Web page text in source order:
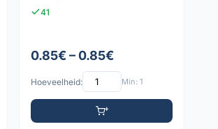
41
0.85€ – 0.85€
Hoeveelheid: Min: 1